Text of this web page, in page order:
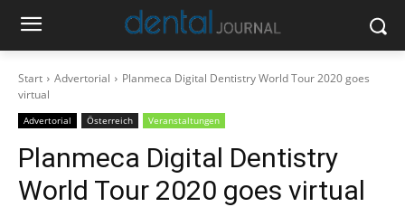
Start Advertorial
Planmeca Digital Dentistry World Tour 2020 goes
virtual
Advertorial Österreich Veranstaltungen
Planmeca Digital Dentistry
World Tour 2020 goes virtual